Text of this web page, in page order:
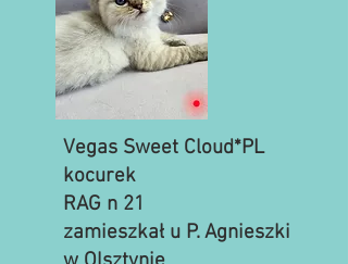
Vegas Sweet Cloud*PL
kocurek
RAG n 21
zamieszkał u P. Agnieszki